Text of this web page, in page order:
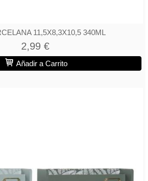
11,5X8,3X10,5 340ML
2,99 €
Añadir a Carrito